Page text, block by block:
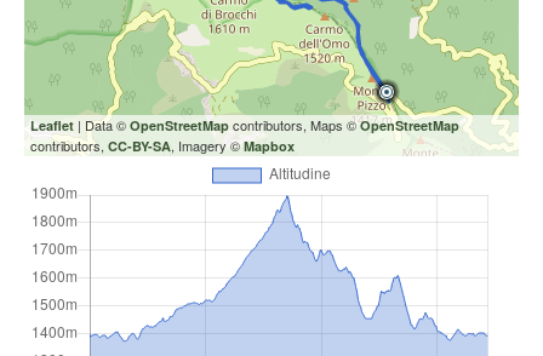
Leaflet | Data © OpenStreetMap contributors, Maps ©OpenStreetMap
contributors, CC-BY-SA, Imagery © Mapbox